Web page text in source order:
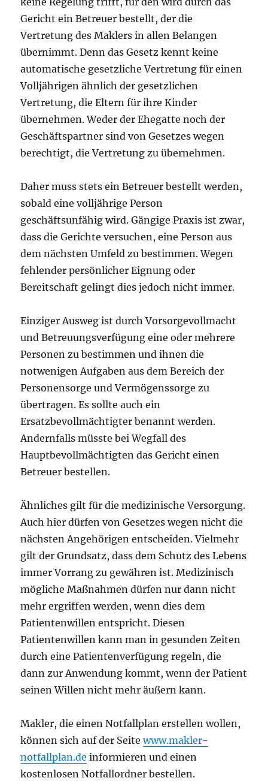
Gericht ein Betreuer bestellt, der die
Vertretung des Maklers in allen Belangen
übernimmt. Denn das Gesetz kennt keine
automatische gesetzliche Vertretung für einen
Volljährigen ähnlich der gesetzlichen
Vertretung, die Eltern für ihre Kinder
übernehmen. Weder der Ehegatte noch der
Geschäftspartner sind von Gesetzes wegen
berechtigt, die Vertretung zu übernehmen.
Daher muss stets ein Betreuer bestellt werden,
sobald eine volljährige Person
geschäftsunfähig wird. Gängige Praxis ist zwar,
dass die Gerichte versuchen, eine Person aus
dem nächsten Umfeld zu bestimmen. Wegen
fehlender persönlicher Eignung oder
Bereitschaft gelingt dies jedoch nicht immer.
Einziger Ausweg ist durch Vorsorgevollmacht
und Betreuungsverfügung eine oder mehrere
Personen zu bestimmen und ihnen die
notwenigen Aufgaben aus dem Bereich der
Personensorge und Vermögenssorge zu
übertragen. Es sollte auch ein
Ersatzbevollmächtigter benannt werden.
Andernfalls müsste bei Wegfall des
Hauptbevollmächtigten das Gericht einen
Betreuer bestellen.
Ähnliches gilt für die medizinische Versorgung.
Auch hier dürfen von Gesetzes wegen nicht die
nächsten Angehörigen entscheiden. Vielmehr
gilt der Grundsatz, dass dem Schutz des Lebens
immer Vorrang zu gewähren ist. Medizinisch
mögliche Maßnahmen dürfen nur dann nicht
mehr ergriffen werden, wenn dies dem
Patientenwillen entspricht. Diesen
Patientenwillen kann man in gesunden Zeiten
durch eine Patientenverfügung regeln, die
dann zur Anwendung kommt, wenn der Patient
seinen Willen nicht mehr äußern kann.
Makler, die einen Notfallplan erstellen wollen,
können sich auf der Seitewww.makler-
notfallplan.de informieren und einen
kostenlosen Notfallordner bestellen.